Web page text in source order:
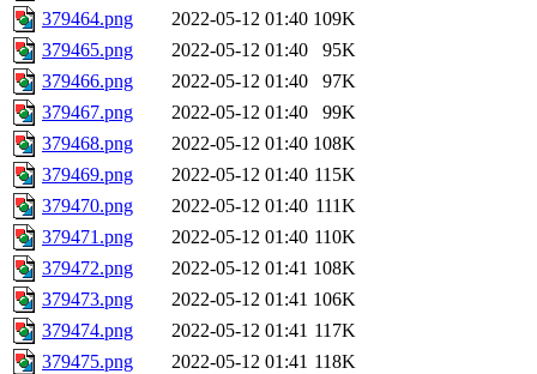
379464.png
2022-05-12 01:40 109K
379465.png
2022-05-12 01:40
95K
379466.png
2022-05-12 01:40
97K
379467.png
2022-05-12 01:40
99K
379468.png
2022-05-12 01:40 108K
379469.png
2022-05-12 01:40 115K
379470.png
2022-05-12 01:40 111K
379471.png
2022-05-12 01:40 110K
379472.png
2022-05-12 01:41 108K
379473.png
2022-05-12 01:41 106K
379474.png
2022-05-12 01:41 117K
379475.png
2022-05-12 01:41 118K